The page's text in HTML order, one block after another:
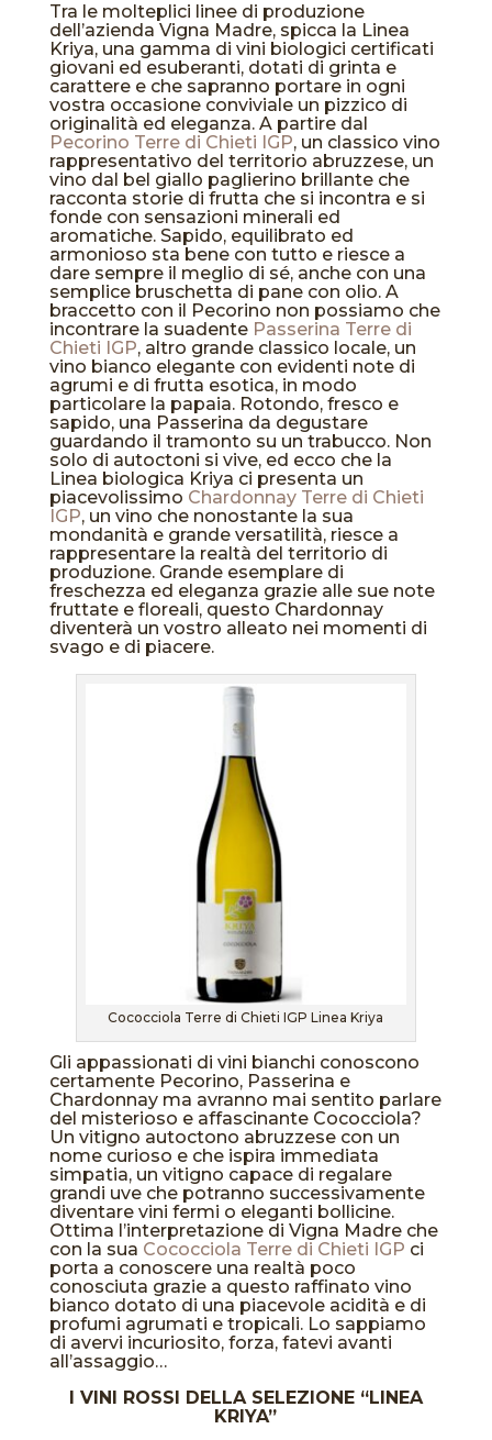
Tra le molteplici linee di produzione
dell’azienda Vigna Madre, spicca la Linea
Kriya, una gamma di vini biologici certificati
giovani ed esuberanti, dotati di grinta e
carattere e che sapranno portare in ogni
vostra occasione conviviale un pizzico di
originalità ed eleganza. A partire dal
Pecorino Terre di Chieti IGP, un classico vino
rappresentativo del territorio abruzzese, un
vino dal bel giallo paglierino brillante che
racconta storie di frutta che si incontra e si
fonde con sensazioni minerali ed
aromatiche. Sapido, equilibrato ed
armonioso sta bene con tutto e riesce a
dare sempre il meglio di sé, anche con una
semplice bruschetta di pane con olio. A
braccetto con il Pecorino non possiamo che
incontrare la suadente Passerina Terre di
Chieti IGP, altro grande classico locale, un
vino bianco elegante con evidenti note di
agrumi e di frutta esotica, in modo
particolare la papaia. Rotondo, fresco e
sapido, una Passerina da degustare
guardando il tramonto su un trabucco. Non
solo di autoctoni si vive, ed ecco che la
Linea biologica Kriya ci presenta un
piacevolissimo Chardonnay Terre di Chieti
IGP, un vino che nonostante la sua
mondanità e grande versatilità, riesce a
rappresentare la realtà del territorio di
produzione. Grande esemplare di
freschezza ed eleganza grazie alle sue note
fruttate e floreali, questo Chardonnay
diventerà un vostro alleato nei momenti di
svago e di piacere.
Cococciola Terre di Chieti IGP Linea Kriya
Gli appassionati di vini bianchi conoscono
certamente Pecorino, Passerina e
Chardonnay ma avranno mai sentito parlare
del misterioso e affascinante Cococciola?
Un vitigno autoctono abruzzese con un
nome curioso e che ispira immediata
simpatia, un vitigno capace di regalare
grandi uve che potranno successivamente
diventare vini fermi o eleganti bollicine.
Ottima l’interpretazione di Vigna Madre che
con la sua Cococciola Terre di Chieti IGP ci
porta a conoscere una realtà poco
conosciuta grazie a questo raffinato vino
bianco dotato di una piacevole acidità e di
profumi agrumati e tropicali. Lo sappiamo
di avervi incuriosito, forza, fatevi avanti
all’assaggio…
I VINI ROSSI DELLA SELEZIONE “LINEA
KRIYA”